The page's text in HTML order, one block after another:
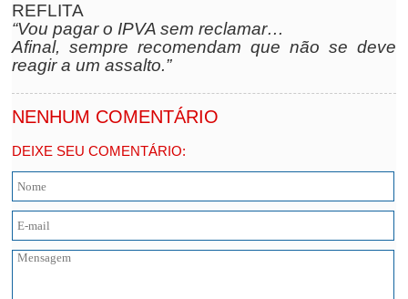
REFLITA
“Vou pagar o IPVA sem reclamar…
Afinal, sempre recomendam que não se deve
reagir a um assalto.”
NENHUM COMENTÁRIO
DEIXE SEU COMENTÁRIO: